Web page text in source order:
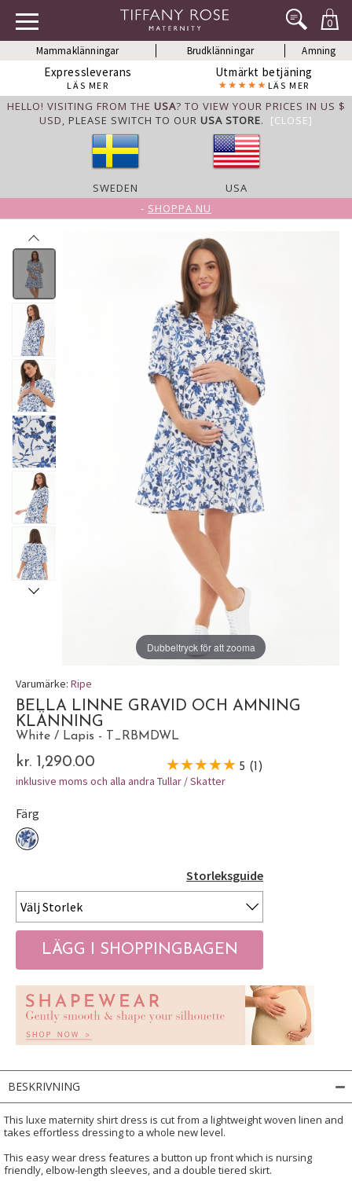
0
Mammaklänningar Brudklänningar Amning
Expressleverans
LÄS MER
Utmärkt betjäning
LÄS MER
HELLO! VISITING FROM THE USA? TO VIEW YOUR PRICES IN US $
USD, PLEASE SWITCH TO OUR USA STORE. [CLOSE]
SWEDEN
USA
- SHOPPA NU
Dubbeltryck för att zooma
Varumärke: Ripe
BELLA LINNE GRAVID OCH AMNING
KLÄNNING
White / Lapis - T_RBMDWL
kr. 1,290.00 5 (1)
inklusive moms och alla andra Tullar / Skatter
Färg
Storleksguide
BESKRIVNING
This luxe maternity shirt dress is cut from a lightweight woven linen and
takes effortless dressing to a whole new level.
This easy wear dress features a button up front which is nursing
friendly, elbow-length sleeves, and a double tiered skirt.